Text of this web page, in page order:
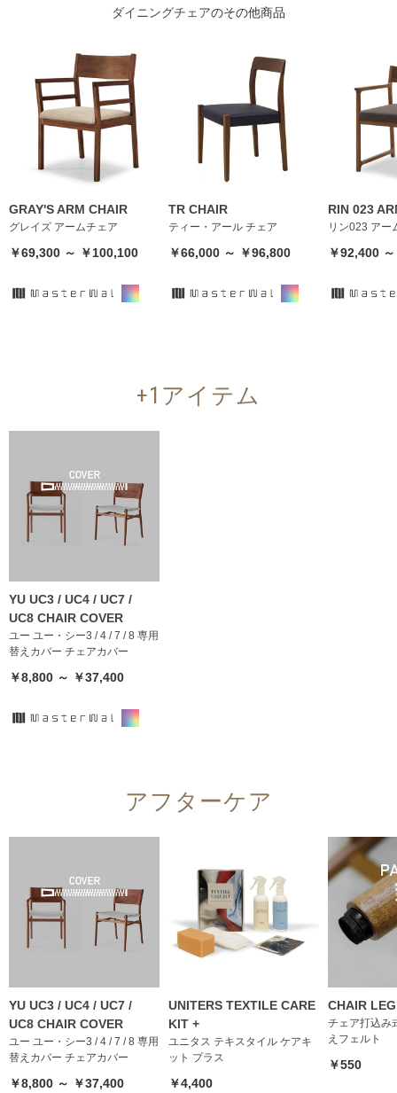
ダイニングチェアのその他商品
GRAY'S ARM CHAIR
グレイズ アームチェア
￥69,300 ～ ￥100,100
TR CHAIR
ティー・アール チェア
￥66,000 ～ ￥96,800
RIN 023
リン023 アー
￥92,400
+1アイテム
YU UC3 / UC4 / UC7 /
UC8 CHAIR COVER
ユー ユー・シー3 / 4 / 7 / 8 専用
替えカバー チェアカバー
￥8,800 ～ ￥37,400
アフターケア
YU UC3 / UC4 / UC7 /
UC8 CHAIR COVER
ユー ユー・シー3 / 4 / 7 / 8 専用
替えカバー チェアカバー
￥8,800 ～ ￥37,400
UNITERS TEXTILE CARE
KIT +
ユニタス テキスタイル ケアキ
ット プラス
￥4,400
CHAIR
チェア打込み
えフェルト
￥550